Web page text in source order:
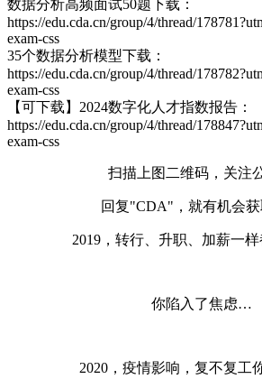
数据分析高频面试50题下载：
https://edu.cda.cn/group/4/thread/
exam-css
35个数据分析模型下载：
https://edu.cda.cn/group/4/thread/
exam-css
【可下载】2024数字化人才指数报告：
https://edu.cda.cn/group/4/thread/
exam-css
扫描上图二维码，关注
回复"CDA"，就有机会
2019，转行、升职、加薪一样
你陷入了焦虑…
2020，疫情影响，复不复工